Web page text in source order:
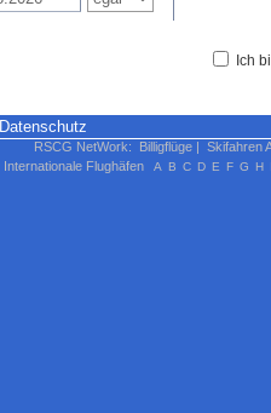
Ich
Datenschutz
RSCG NetWork: Billigflüge | Skifahren
Internationale Flughäfen
A B C D E F G H